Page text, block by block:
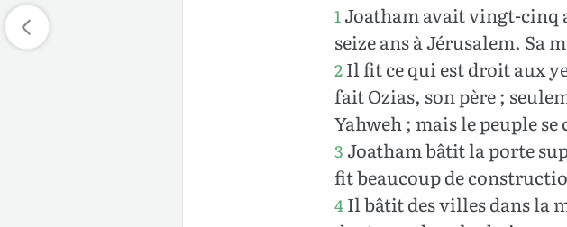
1Joatham avait vingt-cinq
seize ans à Jérusalem. Sa
2Il fit ce qui est droit aux
fait Ozias, son père ;
Yahweh ; mais le peuple
3 Joatham bâtit la porte
fit beaucoup de
4Il bâtit des villes dans la